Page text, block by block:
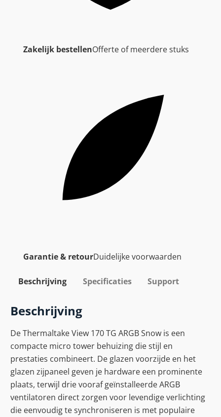
Zakelijk bestellenOfferte of meerdere stuks
Garantie & retourDuidelijke voorwaarden
Beschrijving Specificaties Support
Beschrijving
De Thermaltake View 170 TG ARGB Snow is een
compacte micro tower behuizing die stijl en
prestaties combineert. De glazen voorzijde en het
glazen zijpaneel geven je hardware een prominente
plaats, terwijl drie vooraf geïnstalleerde ARGB
ventilatoren direct zorgen voor levendige verlichting
die eenvoudig te synchroniseren is met populaire